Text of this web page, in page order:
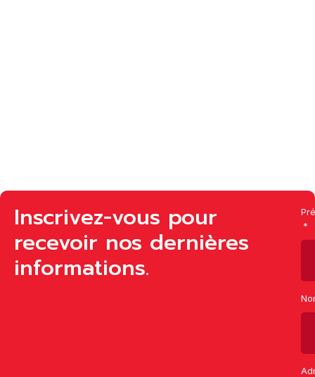
Inscrivez-vous pour
recevoir nos dernières
informations.